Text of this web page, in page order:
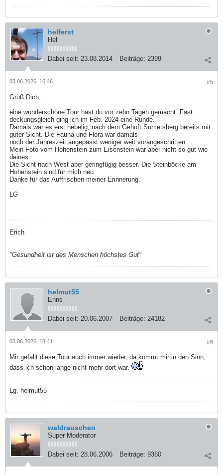
helferst
Hel
Dabei seit: 23.08.2014 Beiträge: 2399
#5
03.06.2026, 16:46
Grüß Dich,
eine wunderschöne Tour hast du vor zehn Tagen gemacht. Fast
deckungsgleich ging ich im Feb. 2024 eine Runde.
Damals war es erst nebelig, nach dem Gehöft Sumetsberg bereits mit
guter Sicht. Die Fauna und Flora war damals
noch der Jahreszeit angepasst weniger weit vorangeschritten.
Mein Foto vom Hohenstein zum Eisenstein war aber nicht so gut wie
deines.
Die Sicht nach West aber geringfügig besser. Die Steinböcke am
Hohenstein sind für mich neu.
Danke für das Auffrischen meiner Erinnerung.
LG
Erich
"Gesundheit ist des Menschen höchstes Gut"
helmut55
Enns
Dabei seit: 20.06.2007 Beiträge: 24182
#6
03.06.2026, 18:41
Mir gefällt diese Tour auch immer wieder, da kommt mir in den Sinn,
dass ich schon lange nicht mehr dort war.
Lg. helmut55
waldrauschen
Super Moderator
Dabei seit: 28.06.2006 Beiträge: 9360